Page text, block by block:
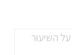
השיעור